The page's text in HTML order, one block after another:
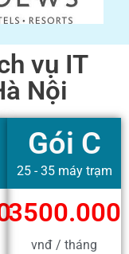
vụ IT
Nội
Gói C
25 - 35 máy trạm
3500.000
vnđ / tháng